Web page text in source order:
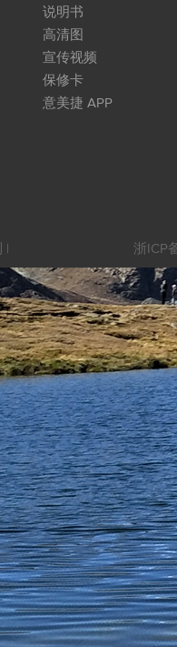
说明书
高清图
宣传视频
保修卡
意美捷 APP
| 浙ICP